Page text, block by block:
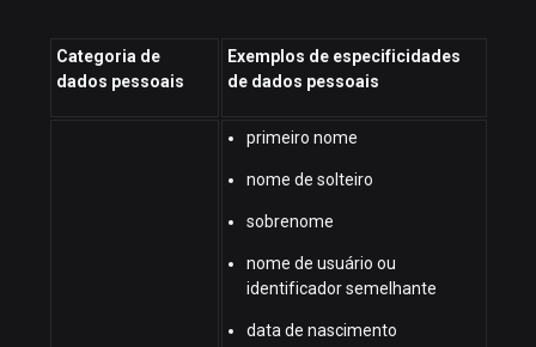
Categoria de
dados pessoais
Exemplos de especificidades
de dados pessoais
primeiro nome
nome de solteiro
sobrenome
nome de usuário ou
identificador semelhante
data de nascimento